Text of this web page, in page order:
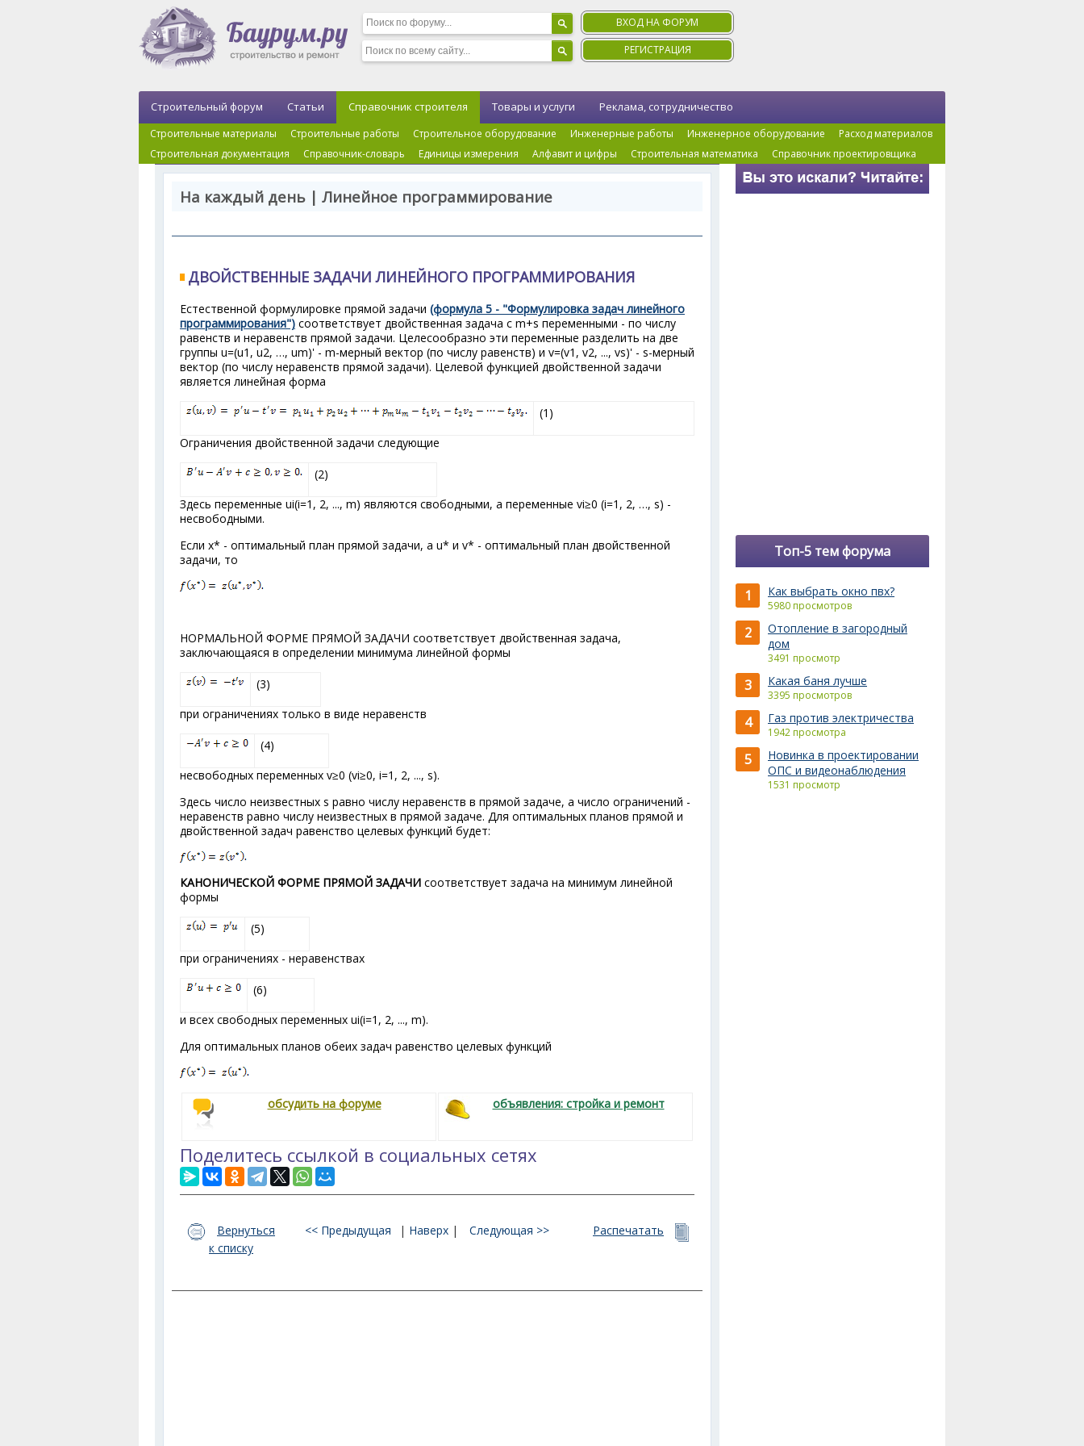
ВХОД НА ФОРУМ
РЕГИСТРАЦИЯ
Строительный форум Статьи Справочник строителя
Строительные материалы Строительные работы Строительное оборудование Инженерные работы Инженерное оборудование
Расход материалов
Строительная документация
Справочник-словарь Единицы измерения Алфавит и цифры Строительная математика Справочник проектировщика
Товары и услуги Реклама, сотрудничество
На каждый день | Линейное программирование
ДВОЙСТВЕННЫЕ ЗАДАЧИ ЛИНЕЙНОГО ПРОГРАММИРОВАНИЯ
Естественной формулировке прямой задачи (формула 5 - "Формулировка задач линейного
программирования") соответствует двойственная задача с m+s переменными - по числу
равенств и неравенств прямой задачи. Целесообразно эти переменные разделить на две
группы u=(u1 , u2, …, um)' - m-мерный вектор (по числу равенств) и v=(v1 , v2, ..., vs)' - s-мерный
вектор (по числу неравенств прямой задачи). Целевой функцией двойственной задачи
является линейная форма
(1)
Ограничения двойственной задачи следующие
(2)
Здесь переменные ui(i=1, 2, ..., m) являются свободными, а переменные vi≥0 (i=1, 2, …, s) -
несвободными.
Если х* - оптимальный план прямой задачи, а u* и v* - оптимальный план двойственной
задачи, то
НОРМАЛЬНОЙ ФОРМЕ ПРЯМОЙ ЗАДАЧИ соответствует двойственная задача,
заключающаяся в определении минимума линейной формы
(3)
при ограничениях только в виде неравенств
(4)
несвободных переменных v≥0 (vi≥0, i=1, 2, ..., s).
Здесь число неизвестных s равно числу неравенств в прямой задаче, а число ограничений -
неравенств равно числу неизвестных в прямой задаче. Для оптимальных планов прямой и
двойственной задач равенство целевых функций будет:
КАНОНИЧЕСКОЙ ФОРМЕ ПРЯМОЙ ЗАДАЧИ соответствует задача на минимум линейной
формы
(5)
при ограничениях - неравенствах
(6)
и всех свободных переменных ui(i=1, 2, ..., m).
Для оптимальных планов обеих задач равенство целевых функций
обсудить на форуме объявления: стройка и ремонт
Поделитесь ссылкой в социальных сетях
Вернуться
к списку
<< Предыдущая | Наверх | Следующая >> Распечатать
Топ-5 тем форума
1 Как выбрать окно пвх?
5980 просмотров
2
Отопление в загородный
дом
3491 просмотр
3 Какая баня лучше
3395 просмотров
4 Газ против электричества
1942 просмотра
5
Новинка в проектировании
ОПС и видеонаблюдения
1531 просмотр